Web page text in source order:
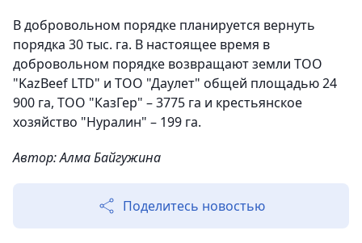
В добровольном порядке планируется вернуть
порядка 30 тыс. га. В настоящее время в
добровольном порядке возвращают земли ТОО
"KazBeef LTD" и ТОО "Даулет" общей площадью 24
900 га, ТОО "КазГер" – 3775 га и крестьянское
хозяйство "Нуралин" – 199 га.
Автор: Алма Байгужина
Поделитесь новостью